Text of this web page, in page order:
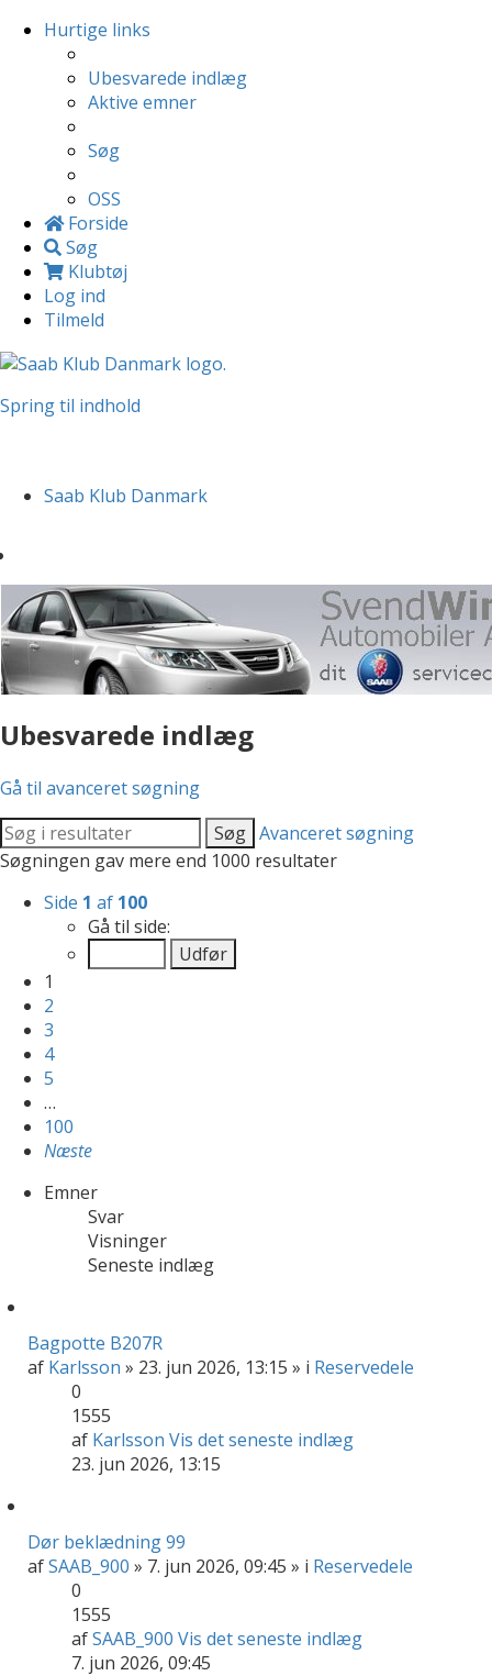
Hurtige links
Ubesvarede indlæg
Aktive emner
Søg
OSS
Forside
Søg
Klubtøj
Log ind
Tilmeld
Spring til indhold
Saab Klub Danmark
Ubesvarede indlæg
Gå til avanceret søgning
Søg Avanceret søgning
Søgningen gav mere end 1000 resultater
Side 1 af 100
Gå til side:
1
2
3
4
5
…
100
Næste
Emner
Svar
Visninger
Seneste indlæg
Bagpotte B207R
af Karlsson » 23. jun 2026, 13:15 » i Reservedele
0
1555
af Karlsson Vis det seneste indlæg
23. jun 2026, 13:15
Dør beklædning 99
afSAAB_900 » 7. jun 2026, 09:45 » i Reservedele
0
1555
afSAAB_900 Vis det seneste indlæg
7. jun 2026, 09:45